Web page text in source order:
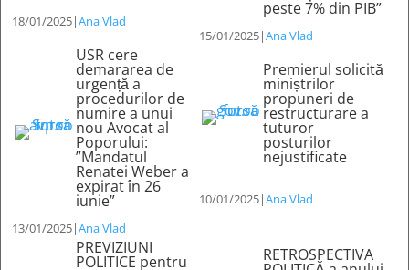
18/01/2025|Ana Vlad
peste 7% din PIB”
15/01/2025|Ana Vlad
USR cere
demararea de
urgență a
procedurilor de
numire a unui
nou Avocat al
Poporului:
”Mandatul
Renatei Weber a
expirat în 26
iunie”
13/01/2025|Ana Vlad
Premierul solicită
miniștrilor
propuneri de
restructurare a
tuturor
posturilor
nejustificate
10/01/2025|Ana Vlad
PREVIZIUNI
POLITICE pentru RETROSPECTIVA